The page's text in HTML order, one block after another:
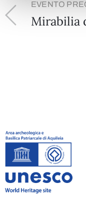
EVENTO
Mirabilia